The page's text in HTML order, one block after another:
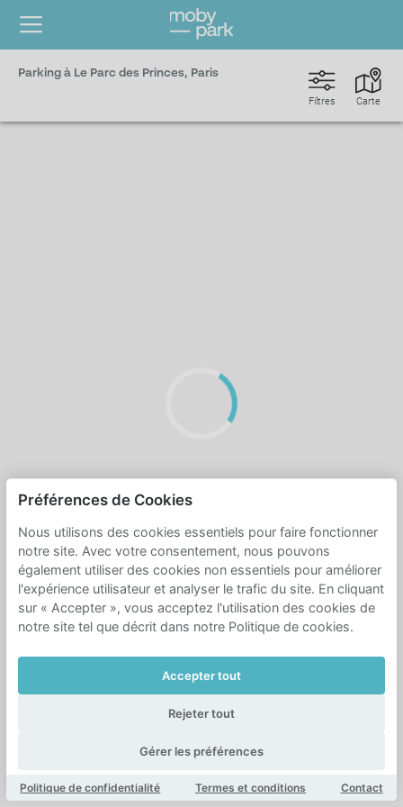
Parking à Le Parc des Princes, Paris
Carte
Filtres
Préférences de Cookies
Nous utilisons des cookies essentiels pour faire fonctionner
notre site. Avec votre consentement, nous pouvons
également utiliser des cookies non essentiels pour améliorer
l'expérience utilisateur et analyser le trafic du site. En cliquant
sur « Accepter », vous acceptez l'utilisation des cookies de
notre site tel que décrit dans notre Politique de cookies.
Accepter tout
Rejeter tout
Gérer les préférences
Politique de confidentialité Termes et conditions Contact